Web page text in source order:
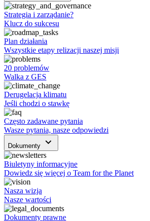
Strategia i zarządanie?
Klucz do sukcesu
Plan działania
Wszystkie etapy relizacji naszej misji
20 problemów
Walka z GES
Derugelacja klimatu
Jeśli chodzi o stawkę
Często zadawane pytania
Wasze pytania, nasze odpowiedzi
Dokumenty keyboard_arrow_down
Biuletyny informacyjne
Dowiedz się więcej o Team for the Planet
Nasza wizja
Nasze wartości
Dokumenty prawne